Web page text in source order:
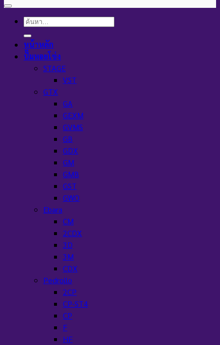
ค้นหา:
หน้าหลัก
ปั๊มหอยโข่ง
STAGE
VST
GTX
GA
GEXM
GVMS
GB
GDX
GM
GMB
GST
GWO
Ebara
CM
2CDX
3D
3M
CDX
Pedrollo
2CP
CP-ST4
CP
F
HF